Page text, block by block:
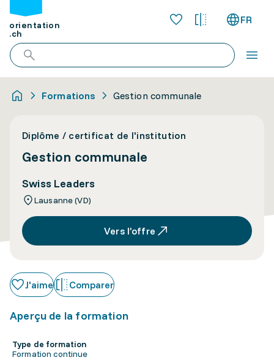
orientation
.ch
FR
Formations Gestion communale
Diplôme / certificat de l'institution
Gestion communale
Swiss Leaders
Lausanne (VD)
Vers l’offre
J'aime Comparer
Aperçu de la formation
Type de formation
Formation continue